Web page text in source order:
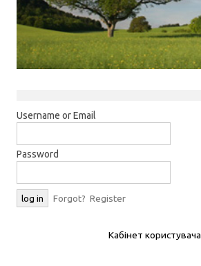
Username or Email
Password
Forgot? Register
Кабінет користувача